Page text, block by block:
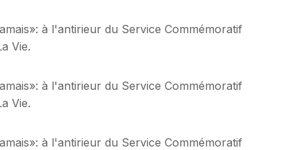
à l'antirieur du Service Commémoratif
Vie.
à l'antirieur du Service Commémoratif
Vie.
à l'antirieur du Service Commémoratif